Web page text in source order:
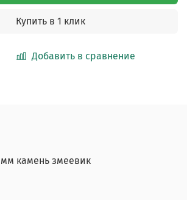
Добавить в сравнение
Купить в 1 клик
камень змеевик